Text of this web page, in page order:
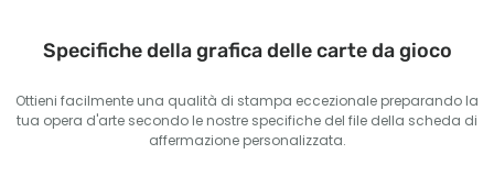
Specifiche della grafica delle carte da gioco
Ottieni facilmente una qualità di stampa eccezionale preparando la
tua opera d'arte secondo le nostre specifiche del file della scheda di
affermazione personalizzata.